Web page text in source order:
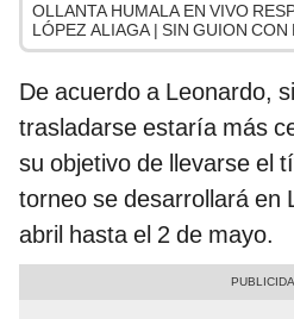
OLLANTA HUMALA EN VIVO
LÓPEZ ALIAGA | SIN GUION
De acuerdo a Leonardo,
trasladarse estaría más
su objetivo de llevarse el
torneo se desarrollará en
abril hasta el 2 de mayo.